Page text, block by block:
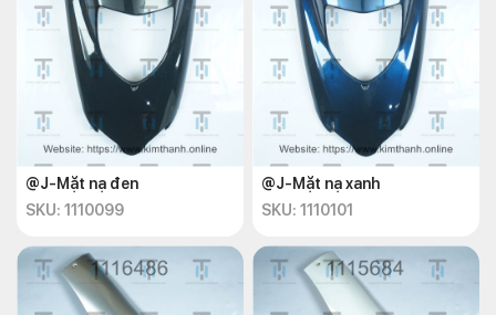
@J-Mặt nạ đen
SKU: 1110099
@J-Mặt nạ xanh
SKU: 1110101